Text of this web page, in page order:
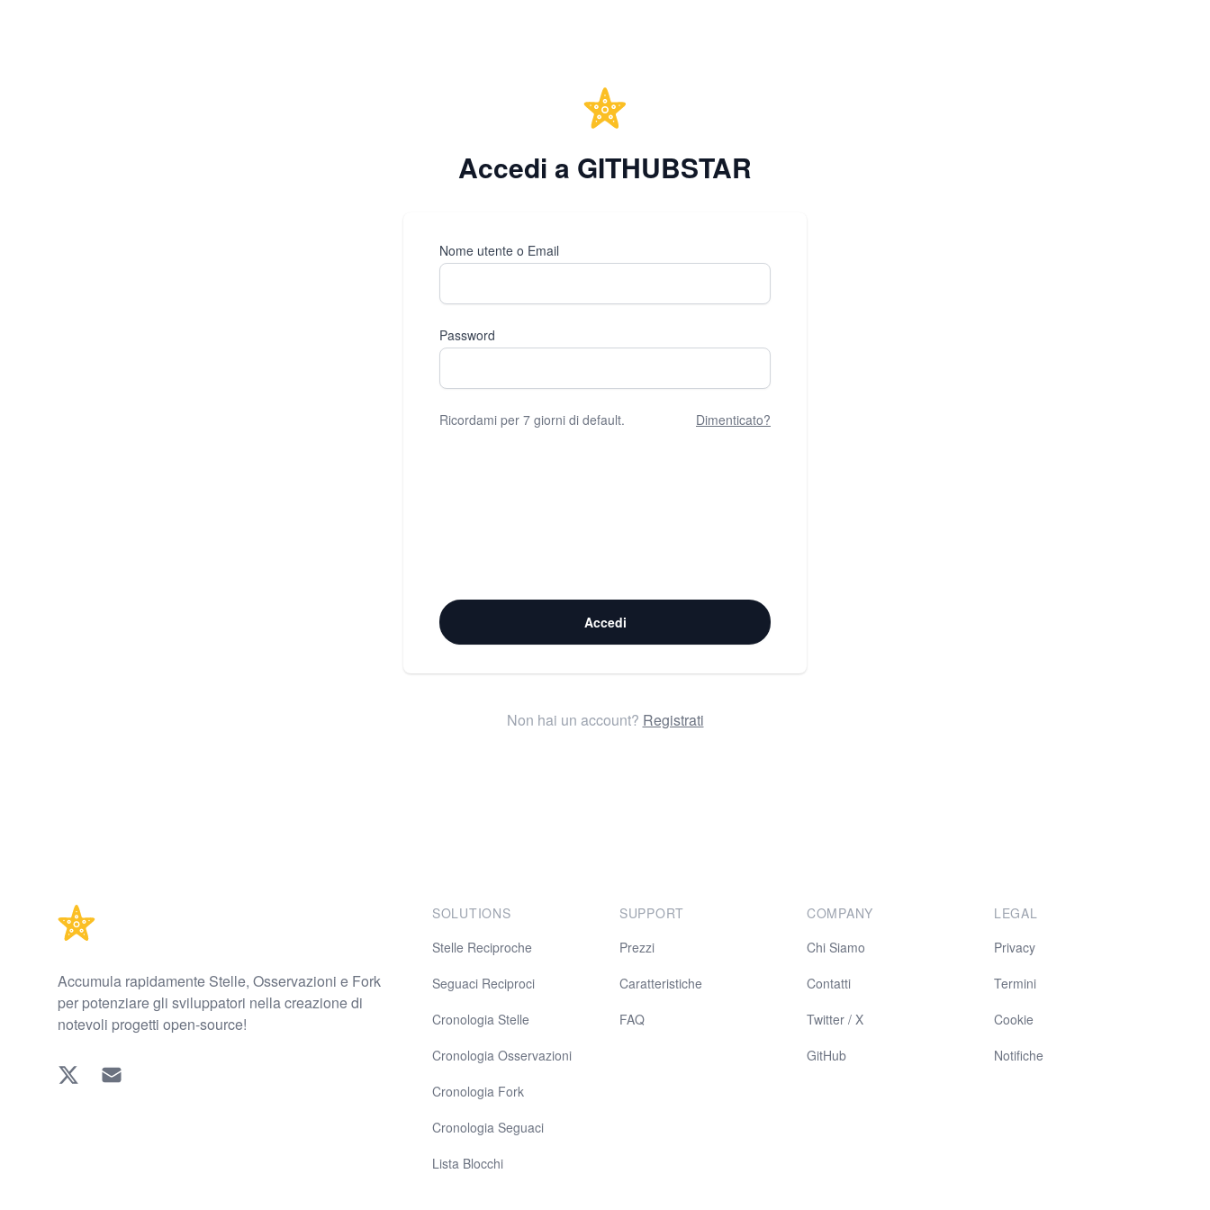
Accedi a GITHUBSTAR
Nome utente o Email
Password
Ricordami per 7 giorni di default. Dimenticato?
Accedi
Non hai un account? Registrati
Accumula rapidamente Stelle, Osservazioni e Fork
per potenziare gli sviluppatori nella creazione di
notevoli progetti open-source!
Twitter EMAIL
SOLUTIONS
Stelle Reciproche
Seguaci Reciproci
Cronologia Stelle
Cronologia Osservazioni
Cronologia Fork
Cronologia Seguaci
Lista Blocchi
SUPPORT
Prezzi
Caratteristiche
FAQ
COMPANY
Chi Siamo
Contatti
Twitter / X
GitHub
LEGAL
Privacy
Termini
Cookie
Notifiche